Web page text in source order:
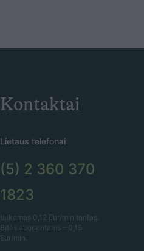
Kontaktai
Lietaus telefonai
(5) 2 360 370
1823
taikomas 0,12 Eur/min tarifas.
Bitės abonentams – 0,15
Eur/min.